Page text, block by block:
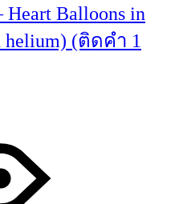
Balloons in
helium) (ติดคำ 1